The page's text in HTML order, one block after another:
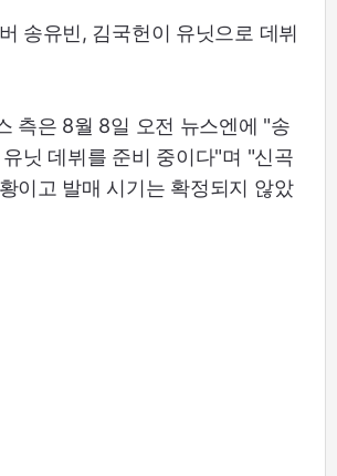
송유빈, 김국헌이 유닛으로 데뷔
측은 8월 8일 오전 뉴스엔에 "송
닛 데뷔를 준비 중이다"며 "신곡
이고 발매 시기는 확정되지 않았